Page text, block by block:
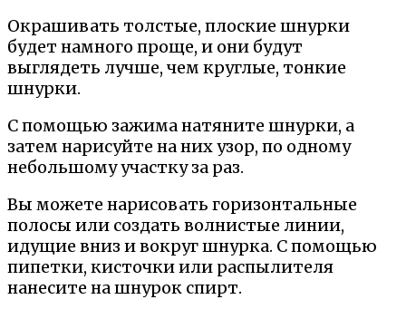
Окрашивать толстые, плоские шнурки
будет намного проще, и они будут
выглядеть лучше, чем круглые, тонкие
шнурки.
С помощью зажима натяните шнурки, а
затем нарисуйте на них узор, по одному
небольшому участку за раз.
Вы можете нарисовать горизонтальные
полосы или создать волнистые линии,
идущие вниз и вокруг шнурка. С помощью
пипетки, кисточки или распылителя
нанесите на шнурок спирт.